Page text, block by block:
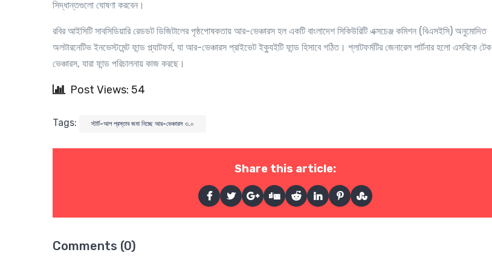
সিদ্ধান্তগুলো ঘোষণা করবেন ।
রবির আইসিটি সাবসিডিয়ারি রেডডট ডিজিটালের পৃষ্ঠপোষকতায় আর-ভেঞ্চারস হল একটি বাংলাদেশ সিকিউরিটি এক্সচেঞ্জ কমিশন (বিএসইসি) অনুমোদিত
অলটারনেটিভ ইনভেস্টমেন্ট ফান্ড প্ল্যাটফর্ম, যা আর-ভেঞ্চারস প্রাইভেট ইক্যুইটি ফান্ড হিসাবে গঠিত। প্লাটফর্মটির জেনারেল পার্টনার হলো এসবিকে টেক
ভেঞ্চারস, যারা ফান্ড পরিচালনায় কাজ করছে ।
Post Views: 54
Tags: স্টার্ট-আপ প্রস্তাব জমা নিচ্ছে আর-ভেঞ্চারস ৩.০
Share this article:
Comments (0)